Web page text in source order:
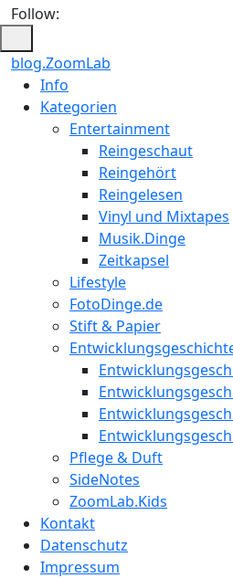
Follow:
blog.ZoomLab
ZoomLab
//
Info
Kategorien
Entertainment
Reingeschaut
Reingehört
Reingelesen
Vinyl und Mixtapes
Musik.Dinge
Zeitkapsel
Lifestyle
FotoDinge.de
Stift & Papier
Pflege & Duft
SideNotes
ZoomLab.Kids
Kontakt
Datenschutz
Impressum